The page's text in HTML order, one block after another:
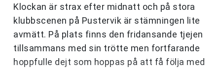
Klockan är strax efter midnatt och på stora
klubbscenen på Pustervik är stämningen lite
avmätt. På plats finns den fridansande tjejen
tillsammans med sin trötte men fortfarande
hoppfulle dejt som hoppas på att få följa med